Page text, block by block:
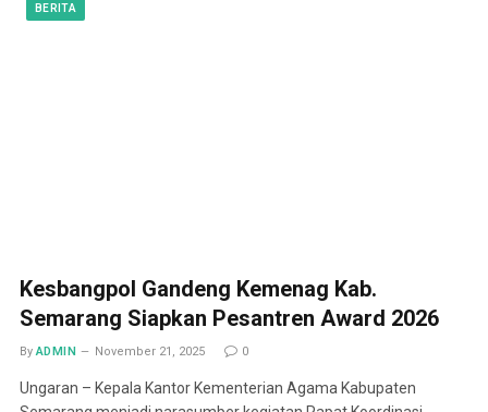
BERITA
Kesbangpol Gandeng Kemenag Kab.
Semarang Siapkan Pesantren Award 2026
By ADMIN November 21, 2025 0
Ungaran – Kepala Kantor Kementerian Agama Kabupaten